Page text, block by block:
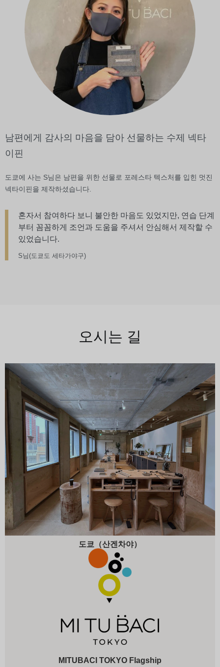
남편에게 감사의 마음을 담아 선물하는 수제 넥타
이핀
도쿄에 사는 S님은 남편을 위한 선물로 포레스타 텍스처를 입힌 멋진
넥타이핀을 제작하셨습니다.
혼자서 참여하다 보니 불안한 마음도 있었지만, 연습 단계
부터 꼼꼼하게 조언과 도움을 주셔서 안심해서 제작할 수
있었습니다.
S님(도쿄도 세타가야구)
오시는 길
도쿄（산겐차야）
MITUBACI TOKYO Flagship